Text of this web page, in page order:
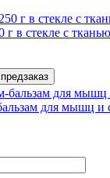
в стекле с
для мышц и